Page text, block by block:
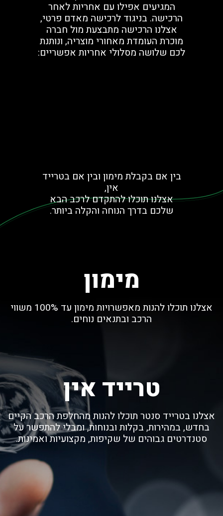
המגיעים אפילו עם אחריות לאחר
הרכישה. בניגוד לרכישה מאדם פרטי,
אצלנו הרכישה מתבצעת מול חברה
מוכרת העומדת מאחורי מוצריה, ונותנת
לכם שלושה מסלולי אחריות אפשריים:
בין אם בקבלת מימון ובין אם בטרייד
אין,
אצלנו תוכלו להתקדם לרכב הבא
שלכם בדרך הנוחה והקלה ביותר.
מימון
אצלנו תוכלו להנות מאפשרויות מימון עד 100% משווי
הרכב ובתנאים נוחים.
טרייד אין
אצלנו בטרייד סנטר תוכלו להנות מהחלפת הרכב הקיים
בחדש, במהירות, בקלות ובנוחות, ומבלי להתפשר על
סטנדרטים גבוהים של שקיפות, מקצועיות ואמינות.